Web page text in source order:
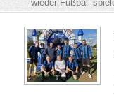
wieder Fußball